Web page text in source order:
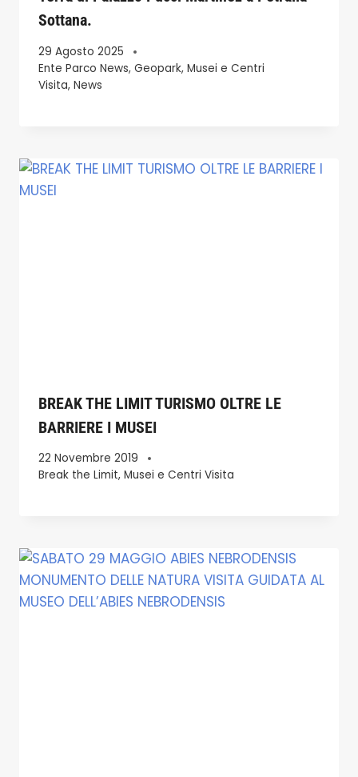
Sottana.
29 Agosto 2025
Ente Parco News, Geopark, Musei e Centri
Visita, News
BREAK THE LIMIT TURISMO OLTRE LE
BARRIERE I MUSEI
22 Novembre 2019
Break the Limit, Musei e Centri Visita